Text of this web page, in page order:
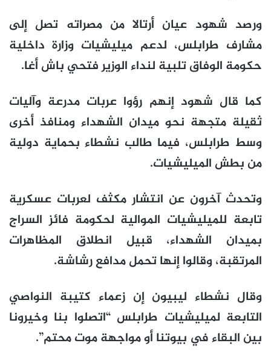
ورصد شهود عيان أرتالا من مصراته تصل إلى
مشارف طرابلس، لدعم ميليشيات وزارة داخلية
حكومة الوفاق تلبية لنداء الوزير فتحي باش أغا.
كما قال شهود إنهم رؤوا عربات مدرعة وآليات
ثقيلة متجهة نحو ميدان الشهداء ومنافذ أخرى
وسط طرابلس، فيما طالب نشطاء بحماية دولية
من بطش الميليشيات.
وتحدث آخرون عن انتشار مكثف لعربات عسكرية
تابعة للميليشيات الموالية لحكومة فائز السراج
بميدان الشهداء، قبيل انطلاق المظاهرات
المرتقبة، وقالوا إنها تحمل مدافع رشاشة.
وقال نشطاء ليبيون إن زعماء كتيبة النواصي
التابعة لميليشيات طرابلس “اتصلوا بنا وخيرونا
بين البقاء في بيوتنا أو مواجهة موت محتم”.